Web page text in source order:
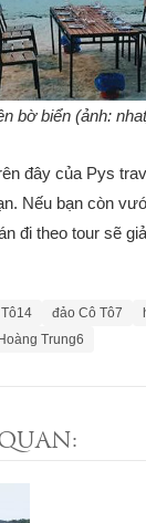
bờ biển (ảnh:
đây của Pys
Nếu bạn còn
đi theo tour sẽ
14 đảo Cô Tô7
Trung6